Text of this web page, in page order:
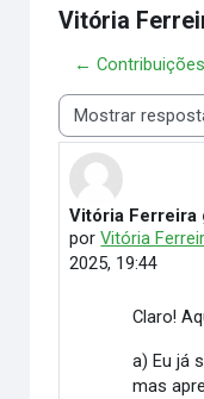
Vitória
← Contribuições
Modo de
Vitória Ferreira
porVitória
2025, 19:44
Número de
Claro!
a) Eu já
mas